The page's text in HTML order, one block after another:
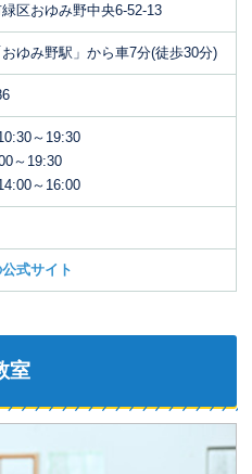
区おゆみ野中央6-52-13
ゆみ野駅」から車7分(徒歩30分)
～19:30
～19:30
～16:00
式サイト
室